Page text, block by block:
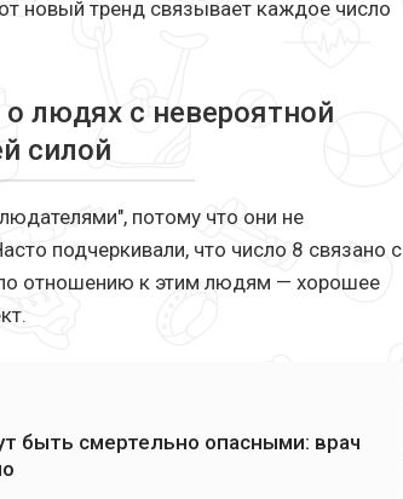
новый тренд связывает каждое число
людях с невероятной
силой
потому что они не
подчеркивали, что число 8 связано с
отношению к этим людям — хорошее
быть смертельно опасными: врач